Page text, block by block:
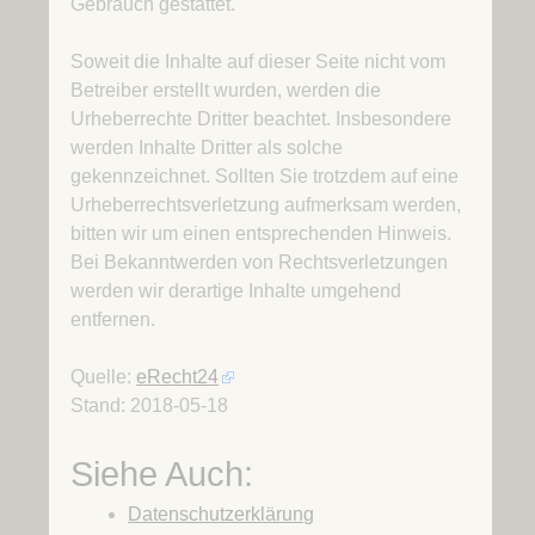
Gebrauch gestattet.
Soweit die Inhalte auf dieser Seite nicht vom
Betreiber erstellt wurden, werden die
Urheberrechte Dritter beachtet. Insbesondere
werden Inhalte Dritter als solche
gekennzeichnet. Sollten Sie trotzdem auf eine
Urheberrechtsverletzung aufmerksam werden,
bitten wir um einen entsprechenden Hinweis.
Bei Bekanntwerden von Rechtsverletzungen
werden wir derartige Inhalte umgehend
entfernen.
Quelle: eRecht24
Stand: 2018-05-18
Siehe Auch:
Datenschutzerklärung